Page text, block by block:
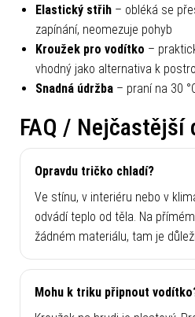
Elastický střih – obléká se
zapínání, neomezuje pohyb
Kroužek pro vodítko –
vhodný jako alternativa k
Snadná údržba – praní na 30
FAQ / Nejčastější
Opravdu tričko chladí?
Ve stínu, v interiéru nebo v
odvádí teplo od těla. Na
žádném materiálu, tam je
Mohu k triku připnout